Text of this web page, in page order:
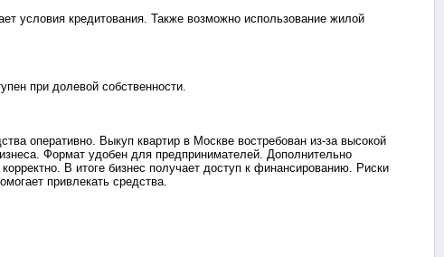
условия кредитования. Также возможно использование жилой
при долевой собственности.
оперативно. Выкуп квартир в Москве востребован из-за высокой
Формат удобен для предпринимателей. Дополнительно
В итоге бизнес получает доступ к финансированию. Риски
привлекать средства.